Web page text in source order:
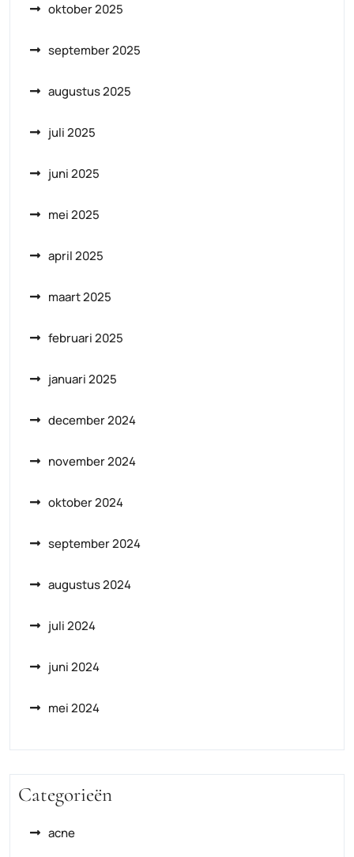
oktober 2025
september 2025
augustus 2025
juli 2025
juni 2025
mei 2025
april 2025
maart 2025
februari 2025
januari 2025
december 2024
november 2024
oktober 2024
september 2024
augustus 2024
juli 2024
juni 2024
mei 2024
Categorieën
acne